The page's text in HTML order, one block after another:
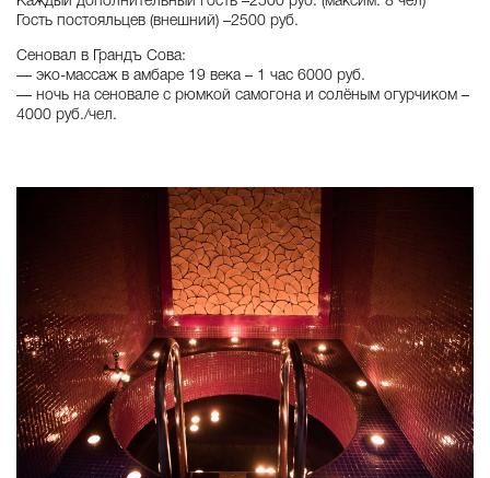
Гость постояльцев (внешний) –2500 руб.
Сеновал в Грандъ Сова:
— эко-массаж в амбаре 19 века – 1 час 6000 руб.
— ночь на сеновале с рюмкой самогона и солёным огурчиком –
4000 руб./чел.